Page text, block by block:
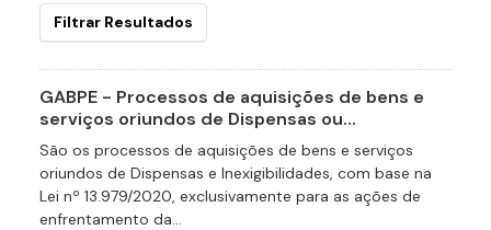
Filtrar Resultados
GABPE - Processos de aquisições de bens e
serviços oriundos de Dispensas ou...
São os processos de aquisições de bens e serviços
oriundos de Dispensas e Inexigibilidades, com base na
Lei nº 13.979/2020, exclusivamente para as ações de
enfrentamento da...